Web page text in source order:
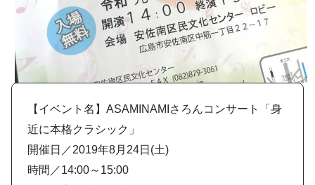
【イベント名】ASAMINAMIさろんコンサート「身
近に本格クラシック」
開催日／2019年8月24日(土)
時間／14:00～15:00